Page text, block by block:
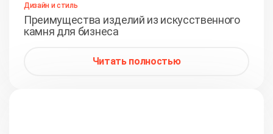
Дизайн и стиль
Преимущества изделий из искусственного
камня для бизнеса
Читать полностью